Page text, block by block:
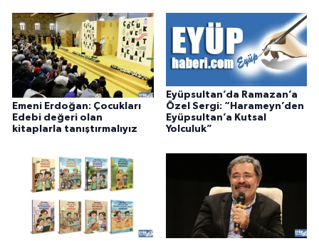
Emeni Erdoğan: Çocukları
Edebi değeri olan
kitaplarla tanıştırmalıyız
Eyüpsultan’da Ramazan’a
Özel Sergi: “Harameyn’den
Eyüpsultan’a Kutsal
Yolculuk”